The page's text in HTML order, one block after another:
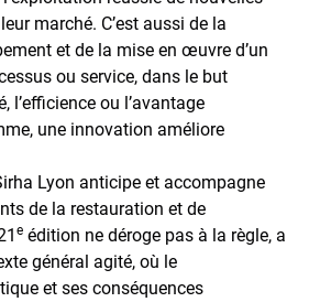
marché. C’est aussi de la
et de la mise en œuvre d’un
ou service, dans le but
l’efficience ou l’avantage
une innovation améliore
Lyon anticipe et accompagne
de la restauration et de
e édition ne déroge pas à la règle, a
général agité, où le
et ses conséquences